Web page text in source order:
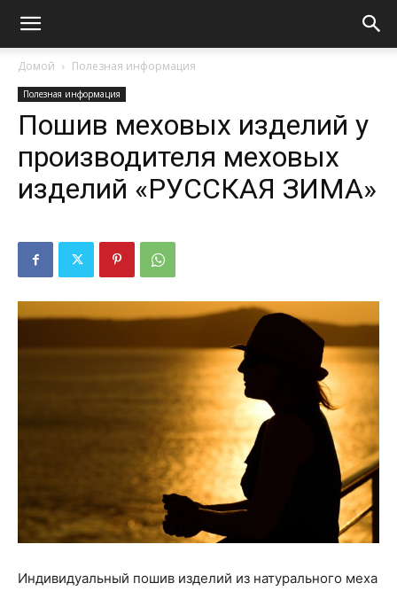
Домой Полезная информация
Полезная информация
Пошив меховых изделий у
производителя меховых
изделий «РУССКАЯ ЗИМА»
Индивидуальный пошив изделий из натурального меха